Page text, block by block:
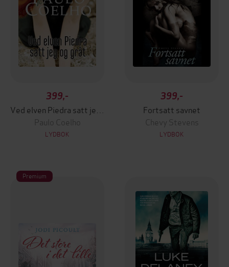
399,-
Paulo Coelho
LYDBOK
399,-
Fortsatt savnet
Chevy Stevens
LYDBOK
Premium